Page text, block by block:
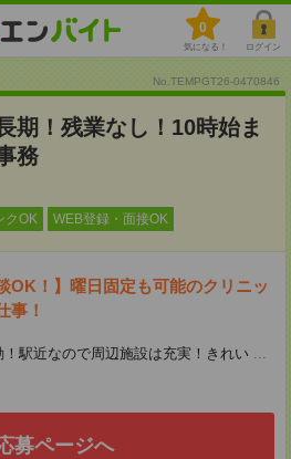
0
気になる！ ログイン
No.TEMPGT26-0470846
期！残業なし！10時始ま
務
クOK WEB登録・面接OK
OK！】曜日固定も可能のクリニッ
事！
駅近なので周辺施設は充実！きれい ...
募ページへ